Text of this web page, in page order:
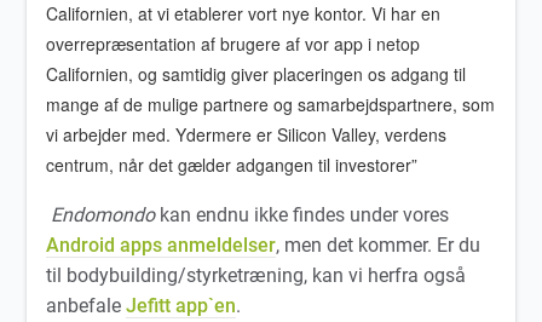
Californien, at vi etablerer vort nye kontor. Vi har en
overrepræsentation af brugere af vor app i netop
Californien, og samtidig giver placeringen os adgang til
mange af de mulige partnere og samarbejdspartnere, som
vi arbejder med. Ydermere er Silicon Valley, verdens
centrum, når det gælder adgangen til investorer”
Endomondo kan endnu ikke findes under vores
Android apps anmeldelser, men det kommer. Er du
til bodybuilding/styrketræning, kan vi herfra også
anbefaleJefitt app`en.